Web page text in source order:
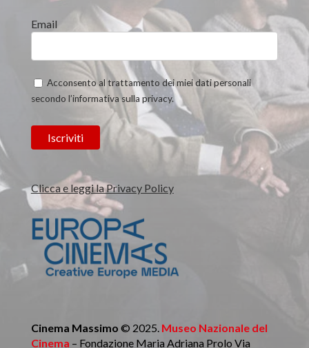
Email
Acconsento al trattamento dei miei dati personali
secondo l’informativa sulla privacy.
Clicca e leggi la Privacy Policy
Cinema Massimo © 2025. Museo Nazionale del
Cinema – Fondazione Maria Adriana Prolo Via